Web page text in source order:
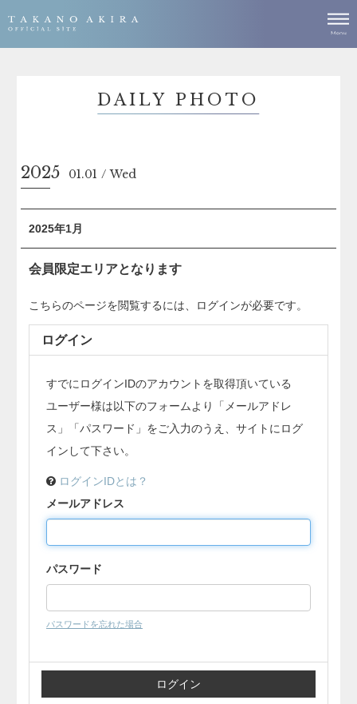
DAILY PHOTO
2025 01.01 Wed
2025年1月
会員限定エリアとなります
こちらのページを閲覧するには、ログインが必要です。
ログイン
すでにログインIDのアカウントを取得頂いている
ユーザー様は以下のフォームより「メールアドレ
ス」「パスワード」をご入力のうえ、サイトにログ
インして下さい。
ログインIDとは？
メールアドレス
パスワード
パスワードを忘れた場合